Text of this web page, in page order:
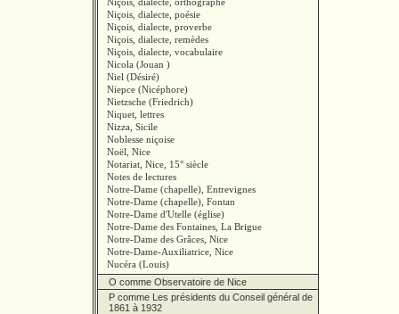
Niçois, dialecte, poésie
Niçois, dialecte, proverbe
Niçois, dialecte, remèdes
Niçois, dialecte, vocabulaire
Nicola (Jouan )
Niel (Désiré)
Niepce (Nicéphore)
Nietzsche (Friedrich)
Niquet, lettres
Nizza, Sicile
Noblesse niçoise
Noël, Nice
Notariat, Nice, 15° siècle
Notes de lectures
Notre-Dame (chapelle), Entrevignes
Notre-Dame (chapelle), Fontan
Notre-Dame d'Utelle (église)
Notre-Dame des Fontaines, La Brigue
Notre-Dame des Grâces, Nice
Notre-Dame-Auxiliatrice, Nice
Nucéra (Louis)
O comme Observatoire de Nice
P comme Les présidents du Conseil général de
1861 à 1932